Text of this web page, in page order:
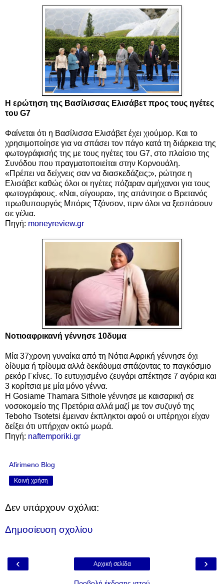
Η ερώτηση της Βασίλισσας Ελισάβετ προς τους ηγέτες
του G7
Φαίνεται ότι η Βασίλισσα Ελισάβετ έχει χιούμορ. Και το
χρησιμοποίησε για να σπάσει τον πάγο κατά τη διάρκεια της
φωτογράφισής της με τους ηγέτες του G7, στο πλαίσιο της
Συνόδου που πραγματοποιείται στην Κορνουάλη.
«Πρέπει να δείχνεις σαν να διασκεδάζεις;», ρώτησε η
Ελισάβετ καθώς όλοι οι ηγέτες πόζαραν αμήχανοι για τους
φωτογράφους. «Ναι, σίγουρα», της απάντησε ο Βρετανός
πρωθυπουργός Μπόρις Τζόνσον, πριν όλοι να ξεσπάσουν
σε γέλια.
Πηγή: moneyreview.gr
Νοτιοαφρικανή γέννησε 10δυμα
Μία 37χρονη γυναίκα από τη Νότια Αφρική γέννησε όχι
δίδυμα ή τρίδυμα αλλά δεκάδυμα σπάζοντας το παγκόσμιο
ρεκόρ Γκίνες. Το ευτυχισμένο ζευγάρι απέκτησε 7 αγόρια και
3 κορίτσια με μία μόνο γέννα.
Η Gosiame Thamara Sithole γέννησε με καισαρική σε
νοσοκομείο της Πρετόρια αλλά μαζί με τον συζυγό της
Teboho Tsotetsi έμειναν έκπληκτοι αφού οι υπέρηχοι είχαν
δείξει ότι υπήρχαν οκτώ μωρά.
Πηγή: naftemporiki.gr
Afirimeno Blog
Κοινή χρήση
Δεν υπάρχουν σχόλια:
Δημοσίευση σχολίου
‹ ›
Αρχική σελίδα